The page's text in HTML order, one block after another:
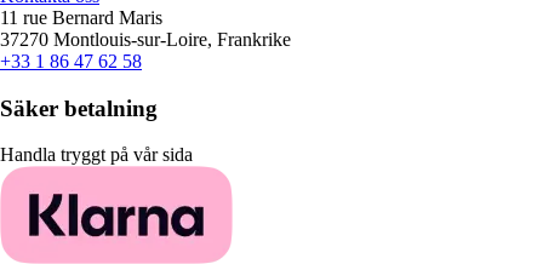
11 rue Bernard Maris
37270 Montlouis-sur-Loire, Frankrike
+33 1 86 47 62 58
Säker betalning
Handla tryggt på vår sida